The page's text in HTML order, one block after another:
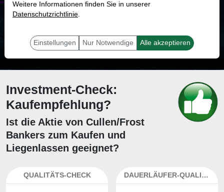
81.5 %
mit dieser Aktie erfolgreich sein.
Investment-Check:
Kaufempfehlung?
Ist die Aktie von Cullen/Frost
Bankers zum Kaufen und
Liegenlassen geeignet?
QUALITÄTS-CHECK DAUERLÄUFER-QUALITÄTEN
Weitere Informationen finden Sie in unserer
Datenschutzrichtlinie.
Einstellungen Nur Notwendige Alle akzeptieren